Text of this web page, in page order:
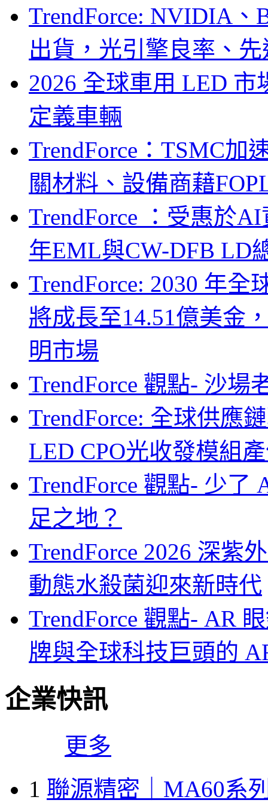
TrendForce: NVIDIA、
出貨，光引擎良率、
2026 全球車用 LED
定義車輛
TrendForce：TSMC加
關材料、設備商藉
TrendForce ：受惠於
年EML與CW-DFB LD
TrendForce: 2030 年
將成長至14.51億美金
明市場
TrendForce 觀點- 沙場
TrendForce: 全球供應
LED CPO光收發模組
TrendForce 觀點- 少
足之地？
TrendForce 2026 深紫
動態水殺菌迎來新時代
TrendForce 觀點- AR
牌與全球科技巨頭的
企業快訊
更多
1 聯源精密｜MA60系